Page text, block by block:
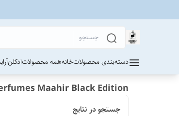
دسته‌بندی محصولاتخانههمه محصولاتادکلن
Maahir Black Edition
جستجو در نتایج